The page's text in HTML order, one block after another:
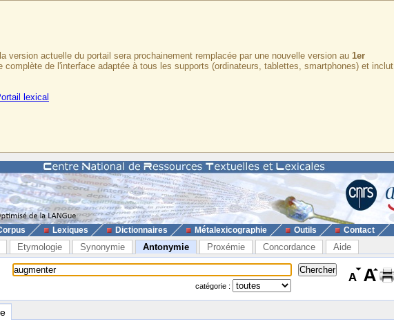
version actuelle du portail sera prochainement remplacée par une nouvelle version au 1er
complète de l'interface adaptée à tous les supports (ordinateurs, tablettes, smartphones) et inclut
lexical
Lexiques Dictionnaires Métalexicographie Outils Contact
Etymologie Synonymie Antonymie Proxémie Concordance Aide
catégorie :